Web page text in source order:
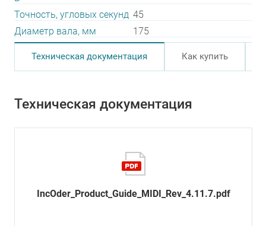
Точность, угловых секунд 45
Диаметр вала, мм
175
Техническая документация Как купить
Техническая документация
IncOder_Product_Guide_MIDI_Rev_4.11.7.pdf